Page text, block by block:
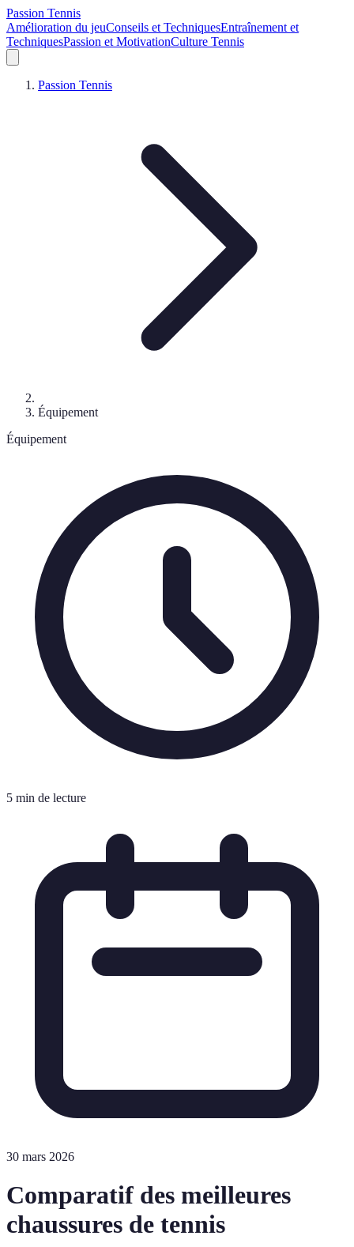
Passion Tennis
Amélioration du jeuConseils et TechniquesEntraînement et
TechniquesPassion et MotivationCulture Tennis
Passion Tennis
Équipement
Équipement
5 min de lecture
30 mars 2026
Comparatif des meilleures
chaussures de tennis